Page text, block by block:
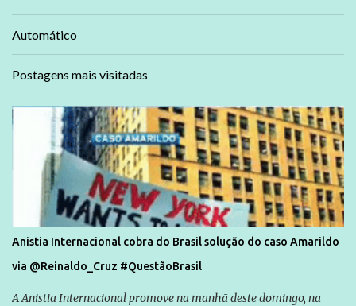
Automático
Postagens mais visitadas
Anistia Internacional cobra do Brasil solução do caso Amarildo
via @Reinaldo_Cruz #QuestãoBrasil
A Anistia Internacional promove na manhã deste domingo, na